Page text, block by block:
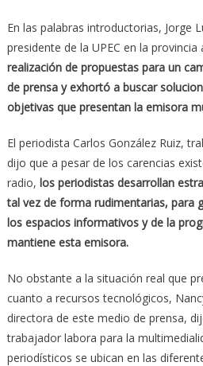
En las palabras introductorias, Jorge
presidente de la UPEC en la
realización de propuestas para un
de prensa y exhortó a buscar
objetivas que presentan la emisora
El periodista Carlos González Ruiz,
dijo que a pesar de los carencias
radio, los periodistas desarrollan
tal vez de forma rudimentarias, para
los espacios informativos y de la
mantiene esta emisora.
No obstante a la situación real que
cuanto a recursos tecnológicos,
directora de este medio de prensa,
trabajador labora para la
periodísticos se ubican en las